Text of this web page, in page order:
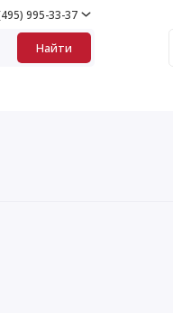
995-33-37
Найти